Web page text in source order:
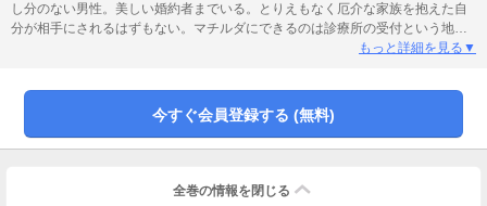
し分のない男性。美しい婚約者までいる。とりえもなく厄介な家族を抱えた自
分が相手にされるはずもない。マチルダにできるのは診療所の受付という地味
な仕事を誠実にこなすことだけ。それに、望みはなくとも淡い恋は陰鬱な日々
っておけないドクター・ラヴェルは、いつしか無垢で無欲な彼女から目が離せ
もっと詳細を見る▼
今すぐ会員登録する (無料)
全巻の情報を 閉じる